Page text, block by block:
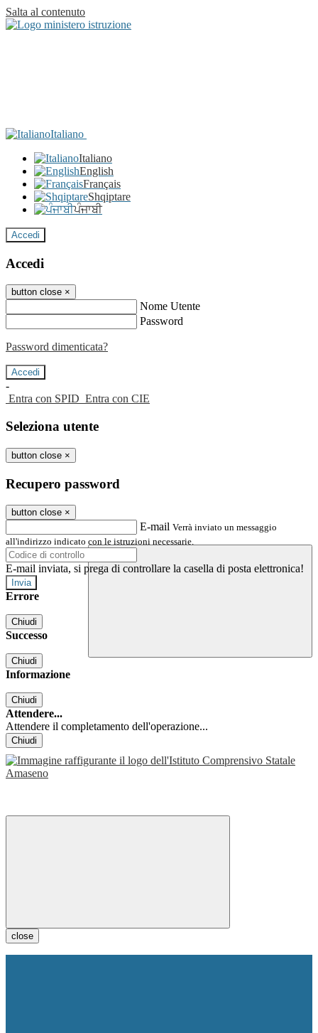
Salta al contenuto
Italiano
Italiano
English
Français
Shqiptare
ਪੰਜਾਬੀ
Accedi
Accedi
button close ×
Nome Utente
Password
Password dimenticata?
-
Entra con SPID Entra con CIE
Seleziona utente
button close ×
Recupero password
button close ×
E-mail Verrà inviato un messaggio
all'indirizzo indicato con le istruzioni necessarie.
E-mail inviata, si prega di controllare la casella di posta elettronica!
Errore
Chiudi
Successo
Chiudi
Informazione
Chiudi
Attendere...
Attendere il completamento dell'operazione...
Chiudi
close